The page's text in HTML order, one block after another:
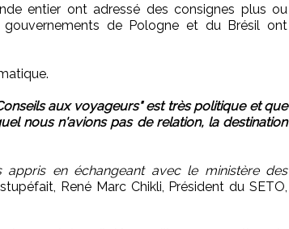
entier ont adressé des consignes plus ou
de Pologne et du Brésil ont
aux voyageurs" est très politique et que
nous n'avions pas de relation, la destination
en échangeant avec le ministère des
René Marc Chikli, Président du SETO,